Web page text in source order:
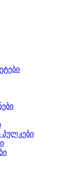
პულკები